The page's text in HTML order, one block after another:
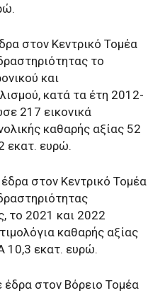
στον Κεντρικό Τομέα
το
και
κατά τα έτη 2012-
217 εικονικά
καθαρής αξίας 52
εκατ. ευρώ.
στον Κεντρικό Τομέα
το 2021 και 2022
καθαρής αξίας
10,3 εκατ. ευρώ.
στον Βόρειο Τομέα